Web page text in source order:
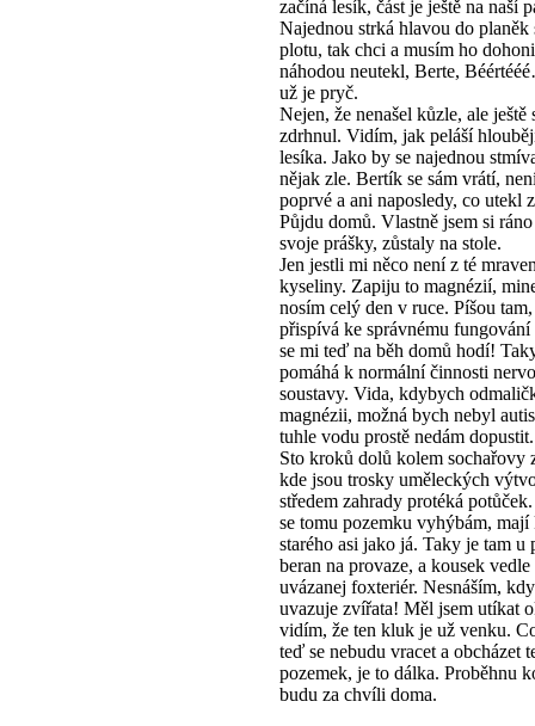
začíná lesík, část je ještě na naší
Najednou strká hlavou do planěk
plotu, tak chci a musím ho
náhodou neutekl, Berte,
už je pryč.
Nejen, že nenašel kůzle, ale ještě
zdrhnul. Vidím, jak peláší
lesíka. Jako by se najednou
nějak zle. Bertík se sám vrátí,
poprvé a ani naposledy, co utekl
Půjdu domů. Vlastně jsem si
svoje prášky, zůstaly na stole.
Jen jestli mi něco není z té
kyseliny. Zapiju to magnézií,
nosím celý den v ruce. Píšou
přispívá ke správnému fungování
se mi teď na běh domů hodí!
pomáhá k normální činnosti
soustavy. Vida, kdybych
magnézii, možná bych nebyl
tuhle vodu prostě nedám dopustit.
Sto kroků dolů kolem sochařovy
kde jsou trosky uměleckých
středem zahrady protéká
se tomu pozemku vyhýbám, mají
starého asi jako já. Taky je tam u
beran na provaze, a kousek vedle
uvázanej foxteriér. Nesnáším,
uvazuje zvířata! Měl jsem utíkat
vidím, že ten kluk je už venku.
teď se nebudu vracet a obcházet
pozemek, je to dálka. Proběhnu
budu za chvíli doma.